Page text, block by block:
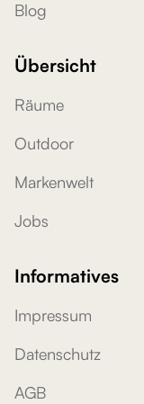
Blog
Übersicht
Räume
Outdoor
Markenwelt
Jobs
Informatives
Impressum
Datenschutz
AGB